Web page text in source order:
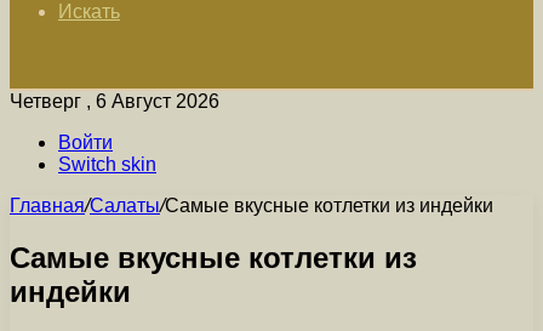
Искать
Четверг , 6 Август 2026
Войти
Switch skin
Главная/Салаты/Самые вкусные котлетки из индейки
Самые вкусные котлетки из
индейки